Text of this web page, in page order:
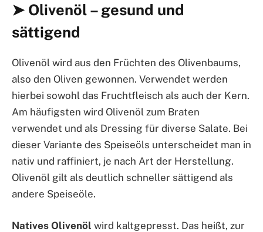
➤ Olivenöl – gesund und
sättigend
Olivenöl wird aus den Früchten des Olivenbaums,
also den Oliven gewonnen. Verwendet werden
hierbei sowohl das Fruchtfleisch als auch der Kern.
Am häufigsten wird Olivenöl zum Braten
verwendet und als Dressing für diverse Salate. Bei
dieser Variante des Speiseöls unterscheidet man in
nativ und raffiniert, je nach Art der Herstellung.
Olivenöl gilt als deutlich schneller sättigend als
andere Speiseöle.
Natives Olivenöl wird kaltgepresst. Das heißt, zur